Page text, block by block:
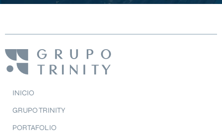
INICIO
GRUPO TRINITY
PORTAFOLIO